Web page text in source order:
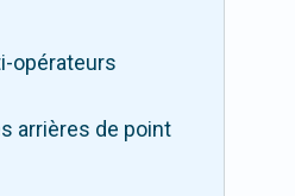
opérateurs
arrières de point